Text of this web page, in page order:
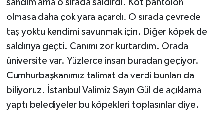
sandım ama o sırada saldırdı. Kot pantolon
olmasa daha çok yara açardı. O sırada çevrede
taş yoktu kendimi savunmak için. Diğer köpek de
saldırıya geçti. Canımı zor kurtardım. Orada
üniversite var. Yüzlerce insan buradan geçiyor.
Cumhurbaşkanımız talimat da verdi bunları da
biliyoruz. İstanbul Valimiz Sayın Gül de açıklama
yaptı belediyeler bu köpekleri toplasınlar diye.